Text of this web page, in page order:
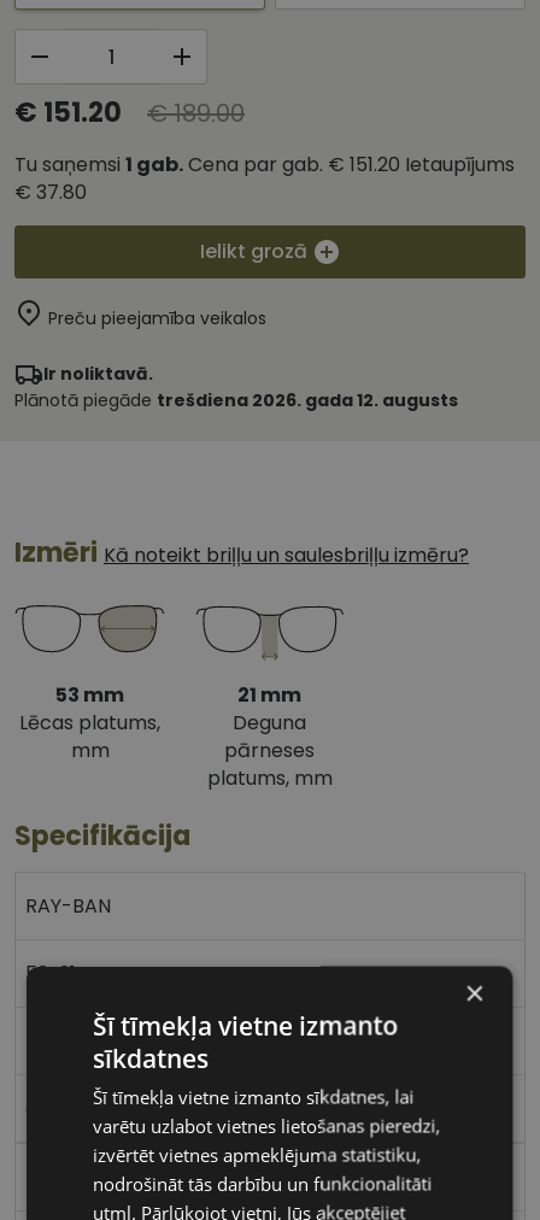
€ 151.20 € 189.00
Tu saņemsi 1 gab.Cena par gab. € 151.20 Ietaupījums
€ 37.80
Ielikt grozā
Preču pieejamība veikalos
Ir noliktavā.
Plānotā piegāde trešdiena 2026. gada 12. augusts
Izmēri Kā noteikt briļļu un saulesbriļļu izmēru?
53 mm
Lēcas platums,
mm
21 mm
Deguna
pārneses
platums, mm
Specifikācija
RAY-BAN
53-21
gold
×
Šī tīmekļa vietne izmanto
sīkdatnes
Šī tīmekļa vietne izmanto sīkdatnes, lai
varētu uzlabot vietnes lietošanas pieredzi,
izvērtēt vietnes apmeklējuma statistiku,
nodrošināt tās darbību un funkcionalitāti
utml. Pārlūkojot vietni, Jūs akceptējiet